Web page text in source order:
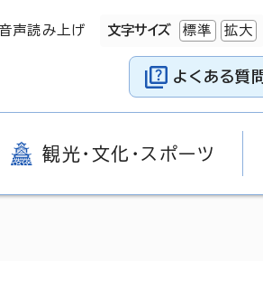
声読み上げ 文字サイズ 標準 拡大
よくある質問
観光・文化・スポーツ